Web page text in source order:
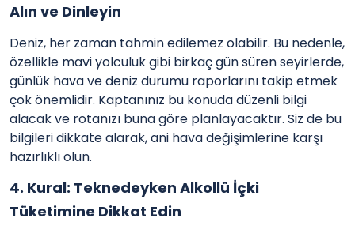
Alın ve Dinleyin
Deniz, her zaman tahmin edilemez olabilir. Bu nedenle,
özellikle mavi yolculuk gibi birkaç gün süren seyirlerde,
günlük hava ve deniz durumu raporlarını takip etmek
çok önemlidir. Kaptanınız bu konuda düzenli bilgi
alacak ve rotanızı buna göre planlayacaktır. Siz de bu
bilgileri dikkate alarak, ani hava değişimlerine karşı
hazırlıklı olun.
4. Kural: Teknedeyken Alkollü İçki
Tüketimine Dikkat Edin